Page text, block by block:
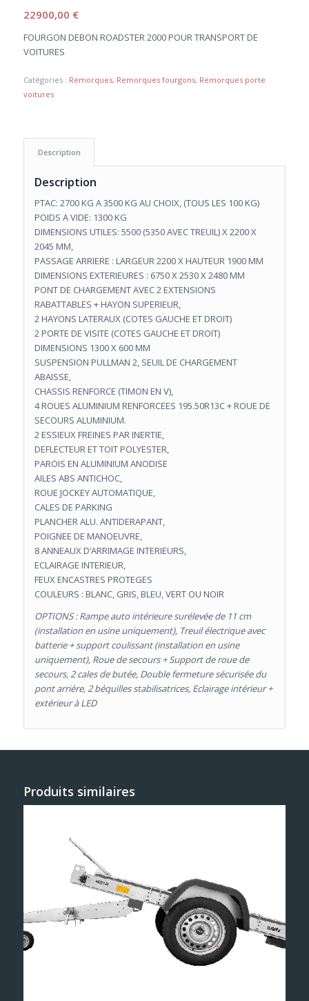
22900,00 €
FOURGON DEBON ROADSTER 2000 POUR TRANSPORT DE
VOITURES
Catégories : Remorques, Remorques fourgons, Remorques porte
voitures
Description
Description
PTAC: 2700 KG A 3500 KG AU CHOIX, (TOUS LES 100 KG)
POIDS A VIDE: 1300 KG
DIMENSIONS UTILES: 5500 (5350 AVEC TREUIL) X 2200 X
2045 MM,
PASSAGE ARRIERE : LARGEUR 2200 X HAUTEUR 1900 MM
DIMENSIONS EXTERIEURES : 6750 X 2530 X 2480 MM
PONT DE CHARGEMENT AVEC 2 EXTENSIONS
RABATTABLES + HAYON SUPERIEUR,
2 HAYONS LATERAUX (COTES GAUCHE ET DROIT)
2 PORTE DE VISITE (COTES GAUCHE ET DROIT)
DIMENSIONS 1300 X 600 MM
SUSPENSION PULLMAN 2, SEUIL DE CHARGEMENT
ABAISSE,
CHASSIS RENFORCE (TIMON EN V),
4 ROUES ALUMINIUM RENFORCEES 195.50R13C + ROUE DE
SECOURS ALUMINIUM.
2 ESSIEUX FREINES PAR INERTIE,
DEFLECTEUR ET TOIT POLYESTER,
PAROIS EN ALUMINIUM ANODISE
AILES ABS ANTICHOC,
ROUE JOCKEY AUTOMATIQUE,
CALES DE PARKING
PLANCHER ALU. ANTIDERAPANT,
POIGNEE DE MANOEUVRE,
8 ANNEAUX D’ARRIMAGE INTERIEURS,
ECLAIRAGE INTERIEUR,
FEUX ENCASTRES PROTEGES
COULEURS : BLANC, GRIS, BLEU, VERT OU NOIR
OPTIONS : Rampe auto intérieure surélevée de 11 cm
(installation en usine uniquement), Treuil électrique avec
batterie + support coulissant (installation en usine
uniquement), Roue de secours + Support de roue de
secours, 2 cales de butée, Double fermeture sécurisée du
pont arrière, 2 béquilles stabilisatrices, Eclairage intérieur +
extérieur à LED
Produits similaires